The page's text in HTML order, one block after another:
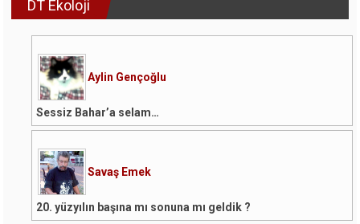
DT Ekoloji
Aylin Gençoğlu
Sessiz Bahar’a selam…
Savaş Emek
20. yüzyılın başına mı sonuna mı geldik ?